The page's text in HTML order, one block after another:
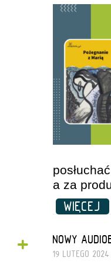
a za
WIĘCEJ
+ NOWY
19 LUTEGO 2024